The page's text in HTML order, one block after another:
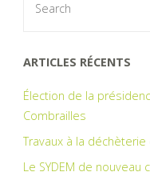
ARTICLES RÉCENTS
Élection de la
Combrailles
Travaux à la
Le SYDEM de nouveau